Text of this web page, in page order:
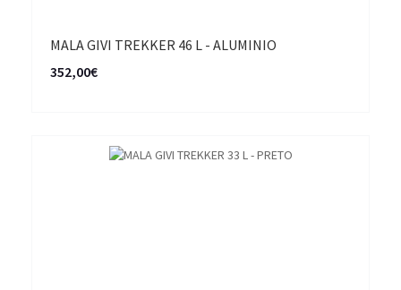
MALA GIVI TREKKER 46 L - ALUMINIO
352,00€